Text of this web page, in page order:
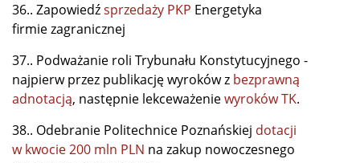
36.. Zapowiedźsprzedaży PKP Energetyka
firmie zagranicznej
37.. Podważanie roli Trybunału Konstytucyjnego -
najpierw przez publikację wyroków z bezprawną
adnotacją, następnie lekceważeniewyroków TK.
38.. Odebranie Politechnice Poznańskiej dotacji
w kwocie 200 mln PLN na zakup nowoczesnego